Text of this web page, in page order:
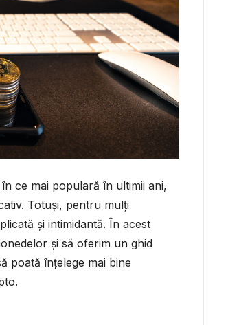
ce mai populară în ultimii ani,
Totuși, pentru mulți
și intimidantă. În acest
și să oferim un ghid
poată înțelege mai bine